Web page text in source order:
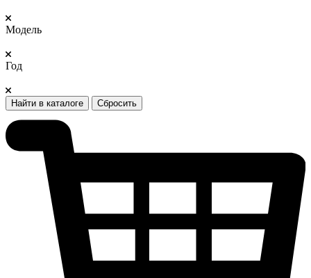
Модель
Год
Найти в каталоге Сбросить